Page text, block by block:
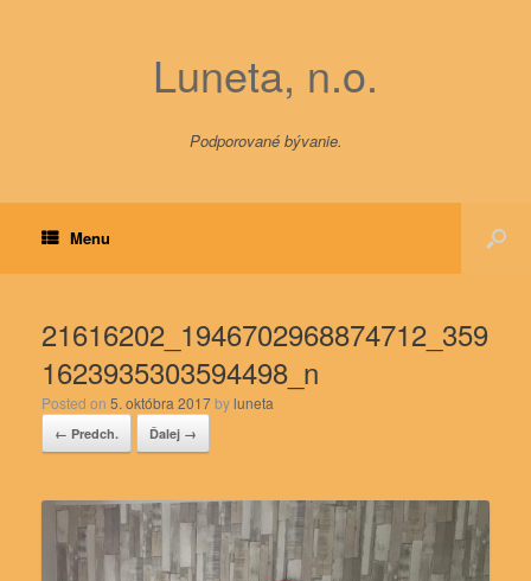
Luneta, n.o.
Podporované bývanie.
Menu
21616202_1946702968874712_359
1623935303594498_n
Posted on 5. októbra 2017byluneta
← Predch. Ďalej →